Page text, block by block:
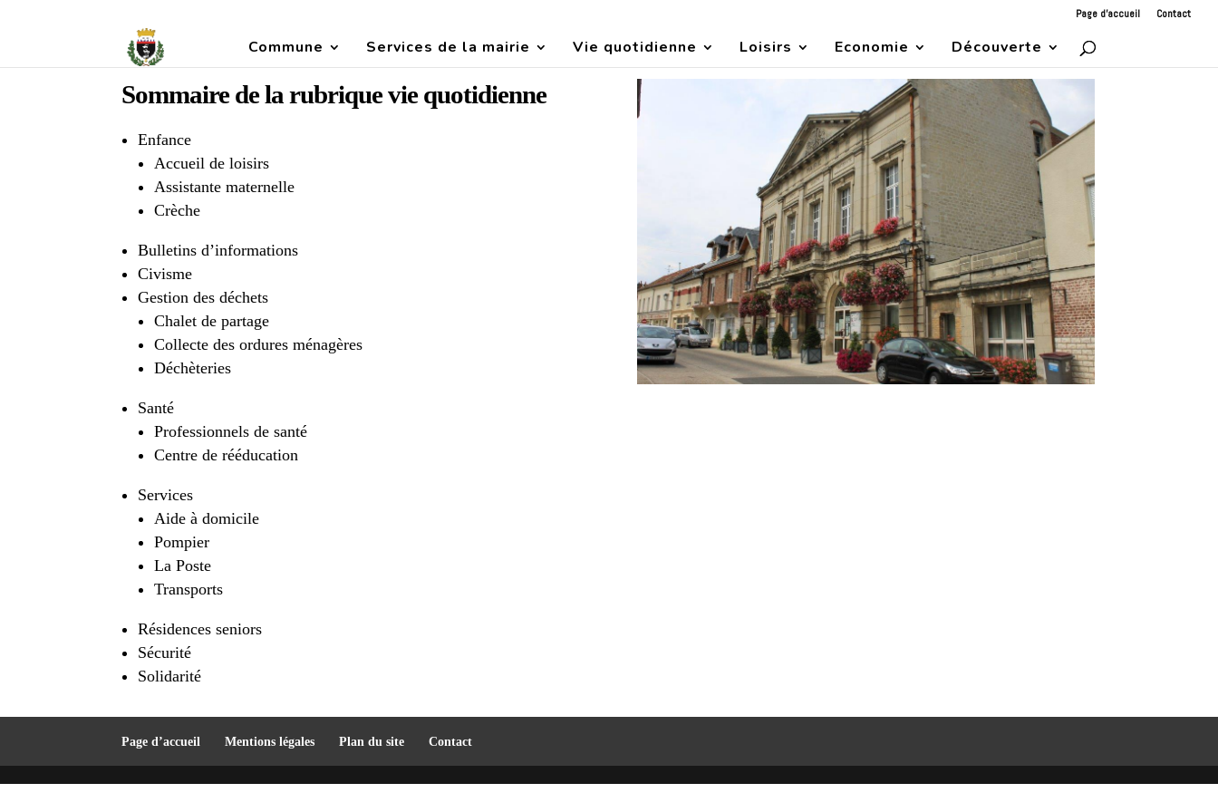
Page d’accueil Contact
Commune Services de la mairie Vie quotidienne Loisirs Economie Découverte
Sommaire de la rubrique vie quotidienne
Enfance
Accueil de loisirs
Assistante maternelle
Crèche
Bulletins d’informations
Civisme
Gestion des déchets
Chalet de partage
Collecte des ordures ménagères
Déchèteries
Santé
Professionnels de santé
Centre de rééducation
Services
Aide à domicile
Pompier
La Poste
Transports
Résidences seniors
Sécurité
Solidarité
Page d’accueil Mentions légales Plan du site Contact